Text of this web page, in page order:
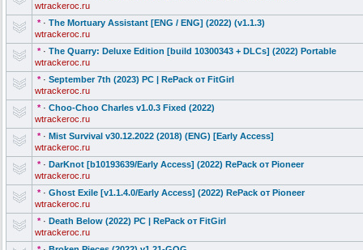
wtrackeroc.ru
* · The Mortuary Assistant [ENG / ENG] (2022) (v1.1.3)
wtrackeroc.ru
* · The Quarry: Deluxe Edition [build 10300343 + DLCs] (2022) Portable
wtrackeroc.ru
* · September 7th (2023) PC | RePack от FitGirl
wtrackeroc.ru
* · Choo-Choo Charles v1.0.3 Fixed (2022)
wtrackeroc.ru
* · Mist Survival v30.12.2022 (2018) (ENG) [Early Access]
wtrackeroc.ru
* · DarKnot [b10193639/Early Access] (2022) RePack от Pioneer
wtrackeroc.ru
* · Ghost Exile [v1.1.4.0/Early Access] (2022) RePack от Pioneer
wtrackeroc.ru
* · Death Below (2022) PC | RePack от FitGirl
wtrackeroc.ru